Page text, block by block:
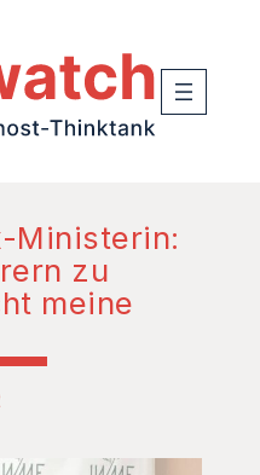
Ministerin:
zu
meine